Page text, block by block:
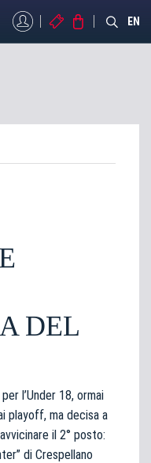
MYBFCBIGLIETTI
STORE EN
DEL
l’Under 18, ormai
playoff, ma decisa a
il 2° posto:
di Crespellano